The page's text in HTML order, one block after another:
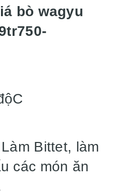
bò wagyu
Bittet, làm
các món ăn